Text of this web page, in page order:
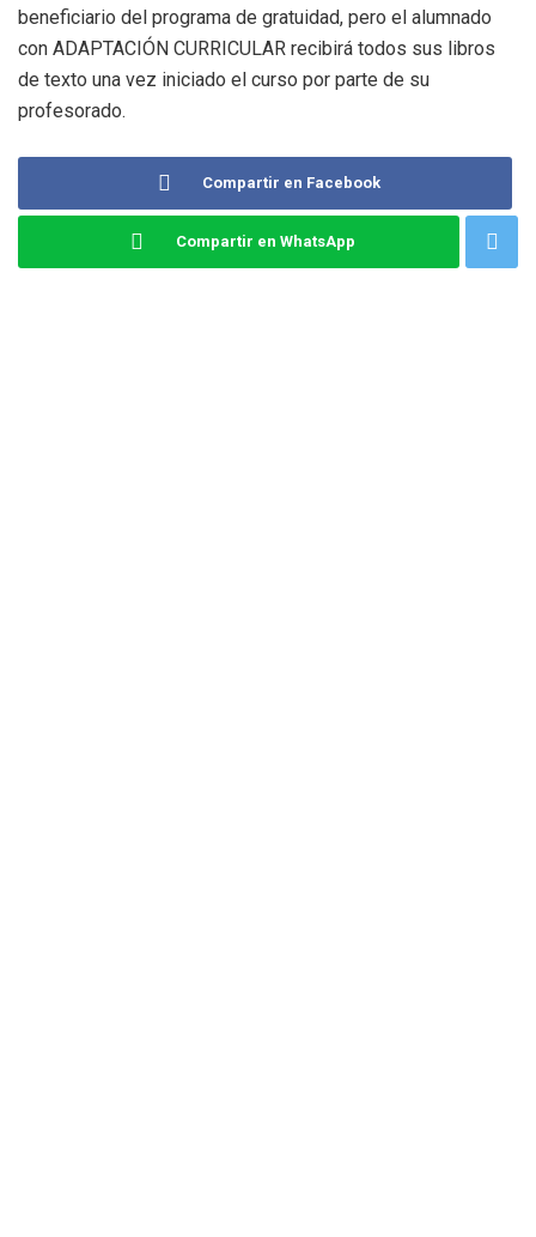
beneficiario del programa de gratuidad, pero el alumnado
con ADAPTACIÓN CURRICULAR recibirá todos sus libros
de texto una vez iniciado el curso por parte de su
profesorado.
Compartir en Facebook
Compartir en WhatsApp